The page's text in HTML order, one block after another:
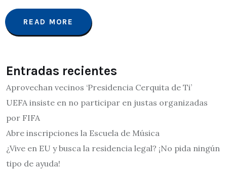
READ MORE
Entradas recientes
Aprovechan vecinos ‘Presidencia Cerquita de Ti’
UEFA insiste en no participar en justas organizadas
por FIFA
Abre inscripciones la Escuela de Música
¿Vive en EU y busca la residencia legal? ¡No pida ningún
tipo de ayuda!